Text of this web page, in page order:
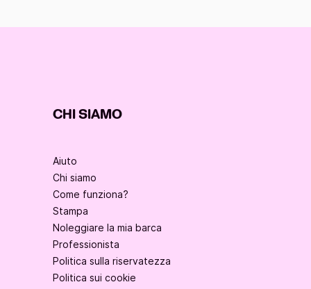
CHI SIAMO
Aiuto
Chi siamo
Come funziona?
Stampa
Noleggiare la mia barca
Professionista
Politica sulla riservatezza
Politica sui cookie